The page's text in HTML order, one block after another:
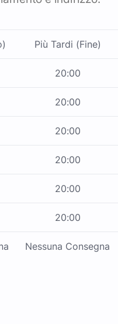
Più Tardi (Fine)
20:00
20:00
20:00
20:00
20:00
20:00
Nessuna Consegna